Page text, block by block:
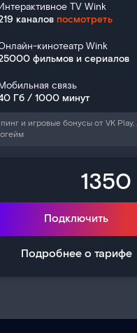
TV Wink
каналов посмотреть
кинотеатр Wink
фильмов и сериалов
связь
Гб / 1000 минут
и игровые бонусы от VK Play,
1350
Подключить
Подробнее о тарифе